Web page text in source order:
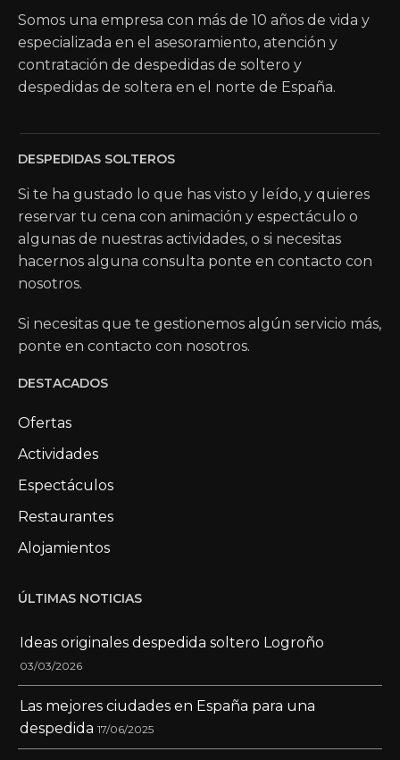
Somos una empresa con más de 10 años de vida y
especializada en el asesoramiento, atención y
contratación de despedidas de soltero y
despedidas de soltera en el norte de España.
DESPEDIDAS SOLTEROS
Si te ha gustado lo que has visto y leído, y quieres
reservar tu cena con animación y espectáculo o
algunas de nuestras actividades, o si necesitas
hacernos alguna consulta ponte en contacto con
nosotros.
Si necesitas que te gestionemos algún servicio más,
ponte en contacto con nosotros.
DESTACADOS
Ofertas
Actividades
Espectáculos
Restaurantes
Alojamientos
ÚLTIMAS NOTICIAS
Ideas originales despedida soltero Logroño
03/03/2026
Las mejores ciudades en España para una
despedida 17/06/2025